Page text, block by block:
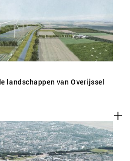
landschappen van Overijssel